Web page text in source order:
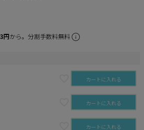
円から。分割手数料無料
カートに入れる
カートに入れる
カートに入れる